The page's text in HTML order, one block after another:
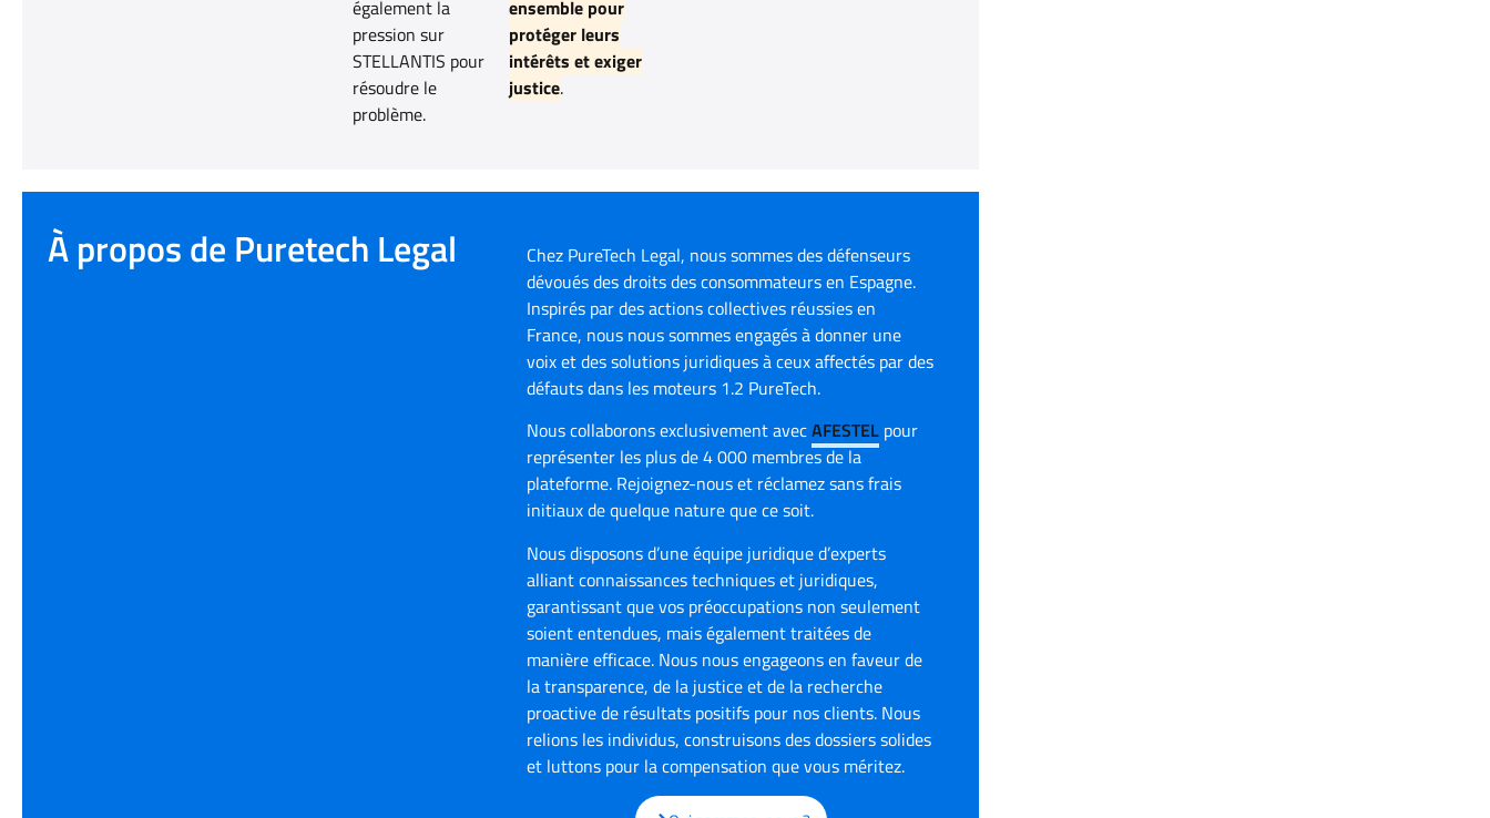
également la
pression sur
STELLANTIS pour
résoudre le
problème.
ensemble pour
protéger leurs
intérêts et exiger
justice.
À propos de Puretech Legal
Chez PureTech Legal, nous sommes des défenseurs
dévoués des droits des consommateurs en Espagne.
Inspirés par des actions collectives réussies en
France, nous nous sommes engagés à donner une
voix et des solutions juridiques à ceux affectés par des
défauts dans les moteurs 1.2 PureTech.
Nous collaborons exclusivement avecAFESTEL pour
représenter les plus de 4 000 membres de la
plateforme. Rejoignez-nous et réclamez sans frais
initiaux de quelque nature que ce soit.
Nous disposons d’une équipe juridique d’experts
alliant connaissances techniques et juridiques,
garantissant que vos préoccupations non seulement
soient entendues, mais également traitées de
manière efficace. Nous nous engageons en faveur de
la transparence, de la justice et de la recherche
proactive de résultats positifs pour nos clients. Nous
relions les individus, construisons des dossiers solides
et luttons pour la compensation que vous méritez.